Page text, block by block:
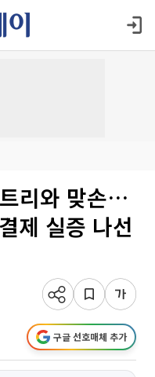
리와 맞손…
제 실증 나선
구글 선호매체 추가